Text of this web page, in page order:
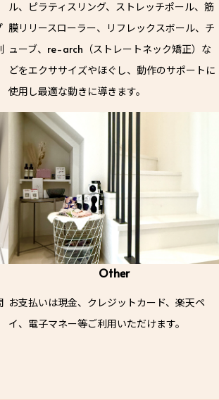
ル、ピラティスリング、ストレッチポール、筋
膜リリースローラー、リフレックスボール、チ
ューブ、re-arch（ストレートネック矯正）な
どをエクササイズやほぐし、動作のサポートに
使用し最適な動きに導きます。
Other
お支払いは現金、クレジットカード、楽天ペ
イ、電子マネー等ご利用いただけます。